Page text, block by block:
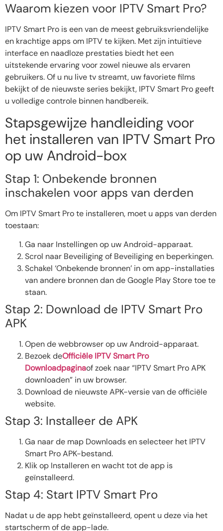
Waarom kiezen voor IPTV Smart Pro?
IPTV Smart Pro is een van de meest gebruiksvriendelijke
en krachtige apps om IPTV te kijken. Met zijn intuïtieve
interface en naadloze prestaties biedt het een
uitstekende ervaring voor zowel nieuwe als ervaren
gebruikers. Of u nu live tv streamt, uw favoriete films
bekijkt of de nieuwste series bekijkt, IPTV Smart Pro geeft
u volledige controle binnen handbereik.
Stapsgewijze handleiding voor
het installeren van IPTV Smart Pro
op uw Android-box
Stap 1: Onbekende bronnen
inschakelen voor apps van derden
Om IPTV Smart Pro te installeren, moet u apps van derden
toestaan:
Ga naar Instellingen op uw Android-apparaat.
Scrol naar Beveiliging of Beveiliging en beperkingen.
Schakel ‘Onbekende bronnen’ in om app-installaties
van andere bronnen dan de Google Play Store toe te
staan.
Stap 2: Download de IPTV Smart Pro
APK
Open de webbrowser op uw Android-apparaat.
Bezoek deOfficiële IPTV Smart Pro
Downloadpaginaof zoek naar “IPTV Smart Pro APK
downloaden” in uw browser.
Download de nieuwste APK-versie van de officiële
website.
Stap 3: Installeer de APK
Ga naar de map Downloads en selecteer het IPTV
Smart Pro APK-bestand.
Klik op Installeren en wacht tot de app is
geïnstalleerd.
Stap 4: Start IPTV Smart Pro
Nadat u de app hebt geïnstalleerd, opent u deze via het
startscherm of de app-lade.